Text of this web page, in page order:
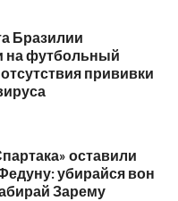
Бразилии
на футбольный
прививки
оставили
убирайся вон
Зарему